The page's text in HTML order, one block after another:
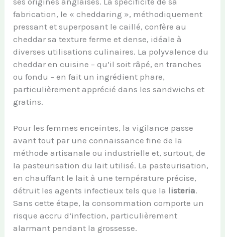
fabrication, le « cheddaring », méthodiquement
pressant et superposant le caillé, confère au
cheddar sa texture ferme et dense, idéale à
diverses utilisations culinaires. La polyvalence du
cheddar en cuisine – qu’il soit râpé, en tranches
ou fondu – en fait un ingrédient phare,
particulièrement apprécié dans les sandwichs et
gratins.
Pour les femmes enceintes, la vigilance passe
avant tout par une connaissance fine de la
méthode artisanale ou industrielle et, surtout, de
la pasteurisation du lait utilisé. La pasteurisation,
en chauffant le lait à une température précise,
détruit les agents infectieux tels que la listeria.
Sans cette étape, la consommation comporte un
risque accru d’infection, particulièrement
alarmant pendant la grossesse.